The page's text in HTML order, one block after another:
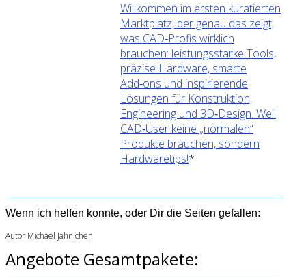
Willkommen im ersten kuratierten
Marktplatz, der genau das zeigt,
was CAD‑Profis wirklich
brauchen: leistungsstarke Tools,
präzise Hardware, smarte
Add‑ons und inspirierende
Lösungen für Konstruktion,
Engineering und 3D‑Design. Weil
CAD‑User keine „normalen“
Produkte brauchen, sondern
Hardwaretips!*
Wenn ich helfen konnte, oder Dir die Seiten gefallen:
Autor Michael Jähnichen
Angebote Gesamtpakete: